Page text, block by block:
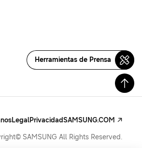
Herramientas de Prensa
LegalPrivacidadSAMSUNG.COM
SAMSUNG All Rights Reserved.